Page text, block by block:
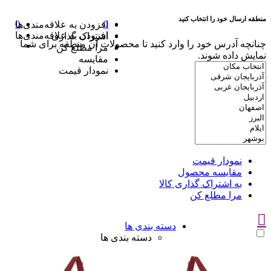
منطقه ارسال خود را انتخاب کنید
چنانچه آدرس خود را وارد کنید تا محصولات آن منطقه برای شما
نمایش داده شوند.
نمودار قیمت
مقایسه محصول
به اشتراک گذاری کالا
مرا مطلع کن
0
افزودن به علاقه‌مندی‌ها
0
دسته بندی ها
دسته بندی ها
افزودن به علاقه‌مندی‌ها
اشتراک گذاری
مرا مطلع کن
مقایسه
نمودار قیمت